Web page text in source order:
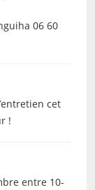
06 60
cet
!
entre 10-